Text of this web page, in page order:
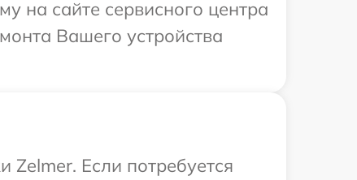
на сайте сервисного центра
Вашего устройства
Zelmer. Если потребуется